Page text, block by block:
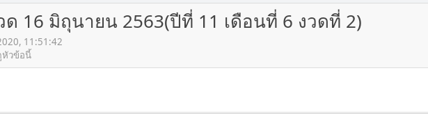
ด 16 มิถุนายน 2563(ปีที่ 11 เดือนที่ 6 งวดที่ 2)
11:51:42
หัวข้อนี้